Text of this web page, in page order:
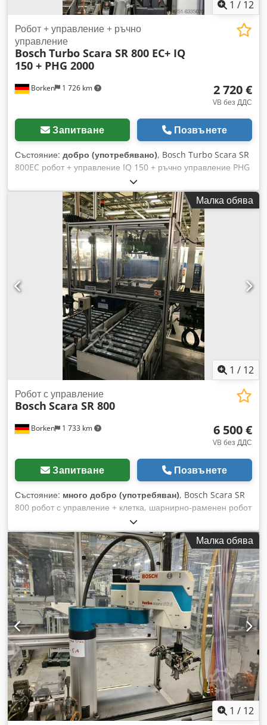
1 / 12
Borken 1 726 km
Робот + управление + ръчно
управление
Bosch Turbo Scara SR 800 EC+ IQ
150 + PHG 2000
2 720 €
VB без ДДС
Запитване Позвънете
Състояние: добро (употребявано), Bosch Turbo Scara SR
800EC робот + управление IQ 150 + ръчно управление PHG
2000 Производител: Bosch Каталожен №: 3842506428
Сериен №: 764840020 Максимално натоварване на
фланеца за захващане: 100 N Ход на 3-та ос: 320 мм
Работно налягане: 4-8 bar Тегло: 100 кг Ъгъл на въртене –
вижте диаграмата Състояние на артикула: употребяван
Освен около 50 каруселни складови системи
(патерностери), разполагаме с безброй други машини като
преси, роботи, пещи, индустриални прахосмукачки и др.
Crjdpfx Ashbmvpeggof Голямо количество сервизно
оборудване: работни маси, сервизни колички, инструменти,
мотокари и стелажи. Общо 24 000 m² производствена площ
се демонтира и разпродава. Разгледайте и другите ни
обяви. След покупка, сумата е дължима в срок от 7 работни
дни. Предлага се и финансиране чрез нашата банка.
комплет-концепт.leasingo.de Още артикули – нови и
употребявани – можете да намерите в нашия магазин.
Международните транспортни разходи – по запитване!
Малка обява
1 / 12
Borken 1 733 km
Робот с управление
Bosch Scara SR 800
6 500 €
VB без ДДС
Запитване Позвънете
Състояние: много добро (употребяван), Bosch Scara SR
800 робот с управление + клетка, шарнирно-раменен робот
с устройство за захващане Тук купувате напълно
функциониращ робот Bosch Scara SR 800 с управление и
цяла клетка. По желание можем да изпратим само робота
без клетката. Всичко работи и е редовно поддържано.
Възможно е и финансиране чрез нашата банка. komplett-
konzept.leasingo.de Още артикули – нови и употребявани –
ще намерите в нашия магазин! Такси за международна
доставка по запитване! Crsdpfxeyfhn Se Aggef
Малка обява
1 / 12